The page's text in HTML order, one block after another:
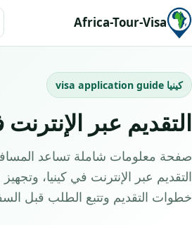
Africa-Tour-Visa
كينيا visa application guide
التقديم عبر الإنترنت
صفحة معلومات شاملة تساعد
التقديم عبر الإنترنت في كينيا،
خطوات التقديم وتتبع الطلب قبل